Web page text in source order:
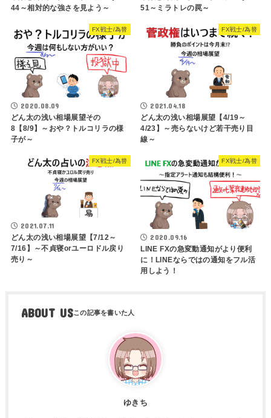
44～相対的な強さを見よう～
51～ミラトレの罠～
FX戦士/為替
2020.08.09
どん太の浅い相場展望その
8【8/9】～おや？トルコリラの様
子が～
FX戦士/為替
2021.04.18
どん太の浅い相場展望【4/19～
4/23】～売らないけど若干売り目
線～
FX戦士/為替
2021.07.11
どん太の浅い相場展望【7/12～
7/16】～不貞寝orユーロドル戻り
売り～
FX戦士/為替
2020.09.16
LINE FXの急変動通知がより便利
に！LINEならではの通知をフル活
用しよう！
ABOUT US
ゆきち